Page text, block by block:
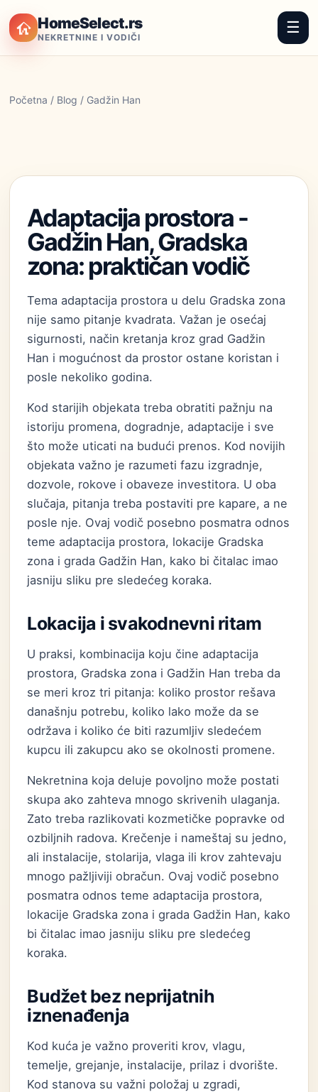
HomeSelect.rs
NEKRETNINE I VODIČI
☰
Početna / Blog / Gadžin Han
Adaptacija prostora -
Gadžin Han, Gradska
zona: praktičan vodič
Tema adaptacija prostora u delu Gradska zona
nije samo pitanje kvadrata. Važan je osećaj
sigurnosti, način kretanja kroz grad Gadžin
Han i mogućnost da prostor ostane koristan i
posle nekoliko godina.
Kod starijih objekata treba obratiti pažnju na
istoriju promena, dogradnje, adaptacije i sve
što može uticati na budući prenos. Kod novijih
objekata važno je razumeti fazu izgradnje,
dozvole, rokove i obaveze investitora. U oba
slučaja, pitanja treba postaviti pre kapare, a ne
posle nje. Ovaj vodič posebno posmatra odnos
teme adaptacija prostora, lokacije Gradska
zona i grada Gadžin Han, kako bi čitalac imao
jasniju sliku pre sledećeg koraka.
Lokacija i svakodnevni ritam
U praksi, kombinacija koju čine adaptacija
prostora, Gradska zona i Gadžin Han treba da
se meri kroz tri pitanja: koliko prostor rešava
današnju potrebu, koliko lako može da se
održava i koliko će biti razumljiv sledećem
kupcu ili zakupcu ako se okolnosti promene.
Nekretnina koja deluje povoljno može postati
skupa ako zahteva mnogo skrivenih ulaganja.
Zato treba razlikovati kozmetičke popravke od
ozbiljnih radova. Krečenje i nameštaj su jedno,
ali instalacije, stolarija, vlaga ili krov zahtevaju
mnogo pažljiviji obračun. Ovaj vodič posebno
posmatra odnos teme adaptacija prostora,
lokacije Gradska zona i grada Gadžin Han, kako
bi čitalac imao jasniju sliku pre sledećeg
koraka.
Budžet bez neprijatnih
iznenađenja
Kod kuća je važno proveriti krov, vlagu,
temelje, grejanje, instalacije, prilaz i dvorište.
Kod stanova su važni položaj u zgradi,